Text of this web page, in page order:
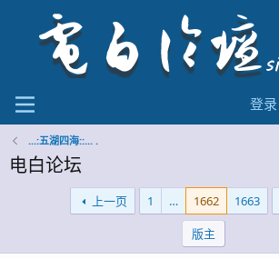
登录
...:五湖四海::... .
电白论坛
上一页 1 … 1662 1663
版主